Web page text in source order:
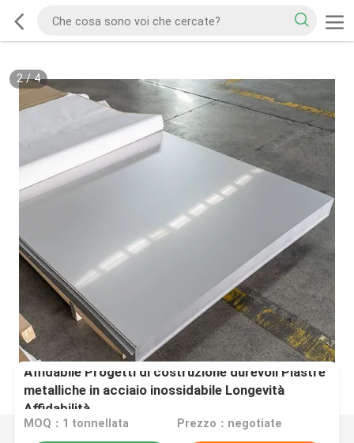
2/4
Affidabile Progetti di costruzione durevoli Piastre
metalliche in acciaio inossidabile Longevità
Affidabilità
MOQ：1 tonnellata Prezzo：negotiate